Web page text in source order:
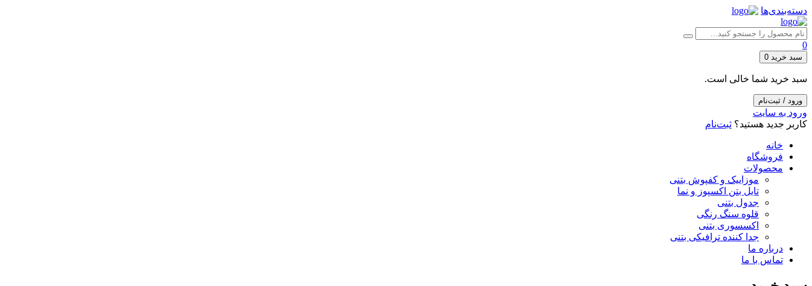
دسته‌بندی‌ها
0
سبد خرید 0
سبد خرید شما خالی است.
ورود / ثبت‌نام
ورود به سایت
کاربر جدید هستید؟ ثبت‌نام
خانه
فروشگاه
محصولات
موزاییک و کفپوش بتنی
تایل بتن اکسپوز و نما
جدول بتنی
قلوه سنگ رنگی
اکسسوری بتنی
جدا کننده ترافیکی بتنی
درباره ما
تماس با ما